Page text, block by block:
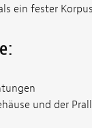
ein fester
und der